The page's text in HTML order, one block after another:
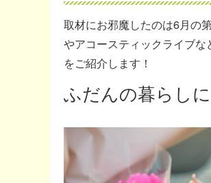
取材にお邪魔したのは6月の
やアコースティックライブ
をご紹介します！
ふだんの暮らし